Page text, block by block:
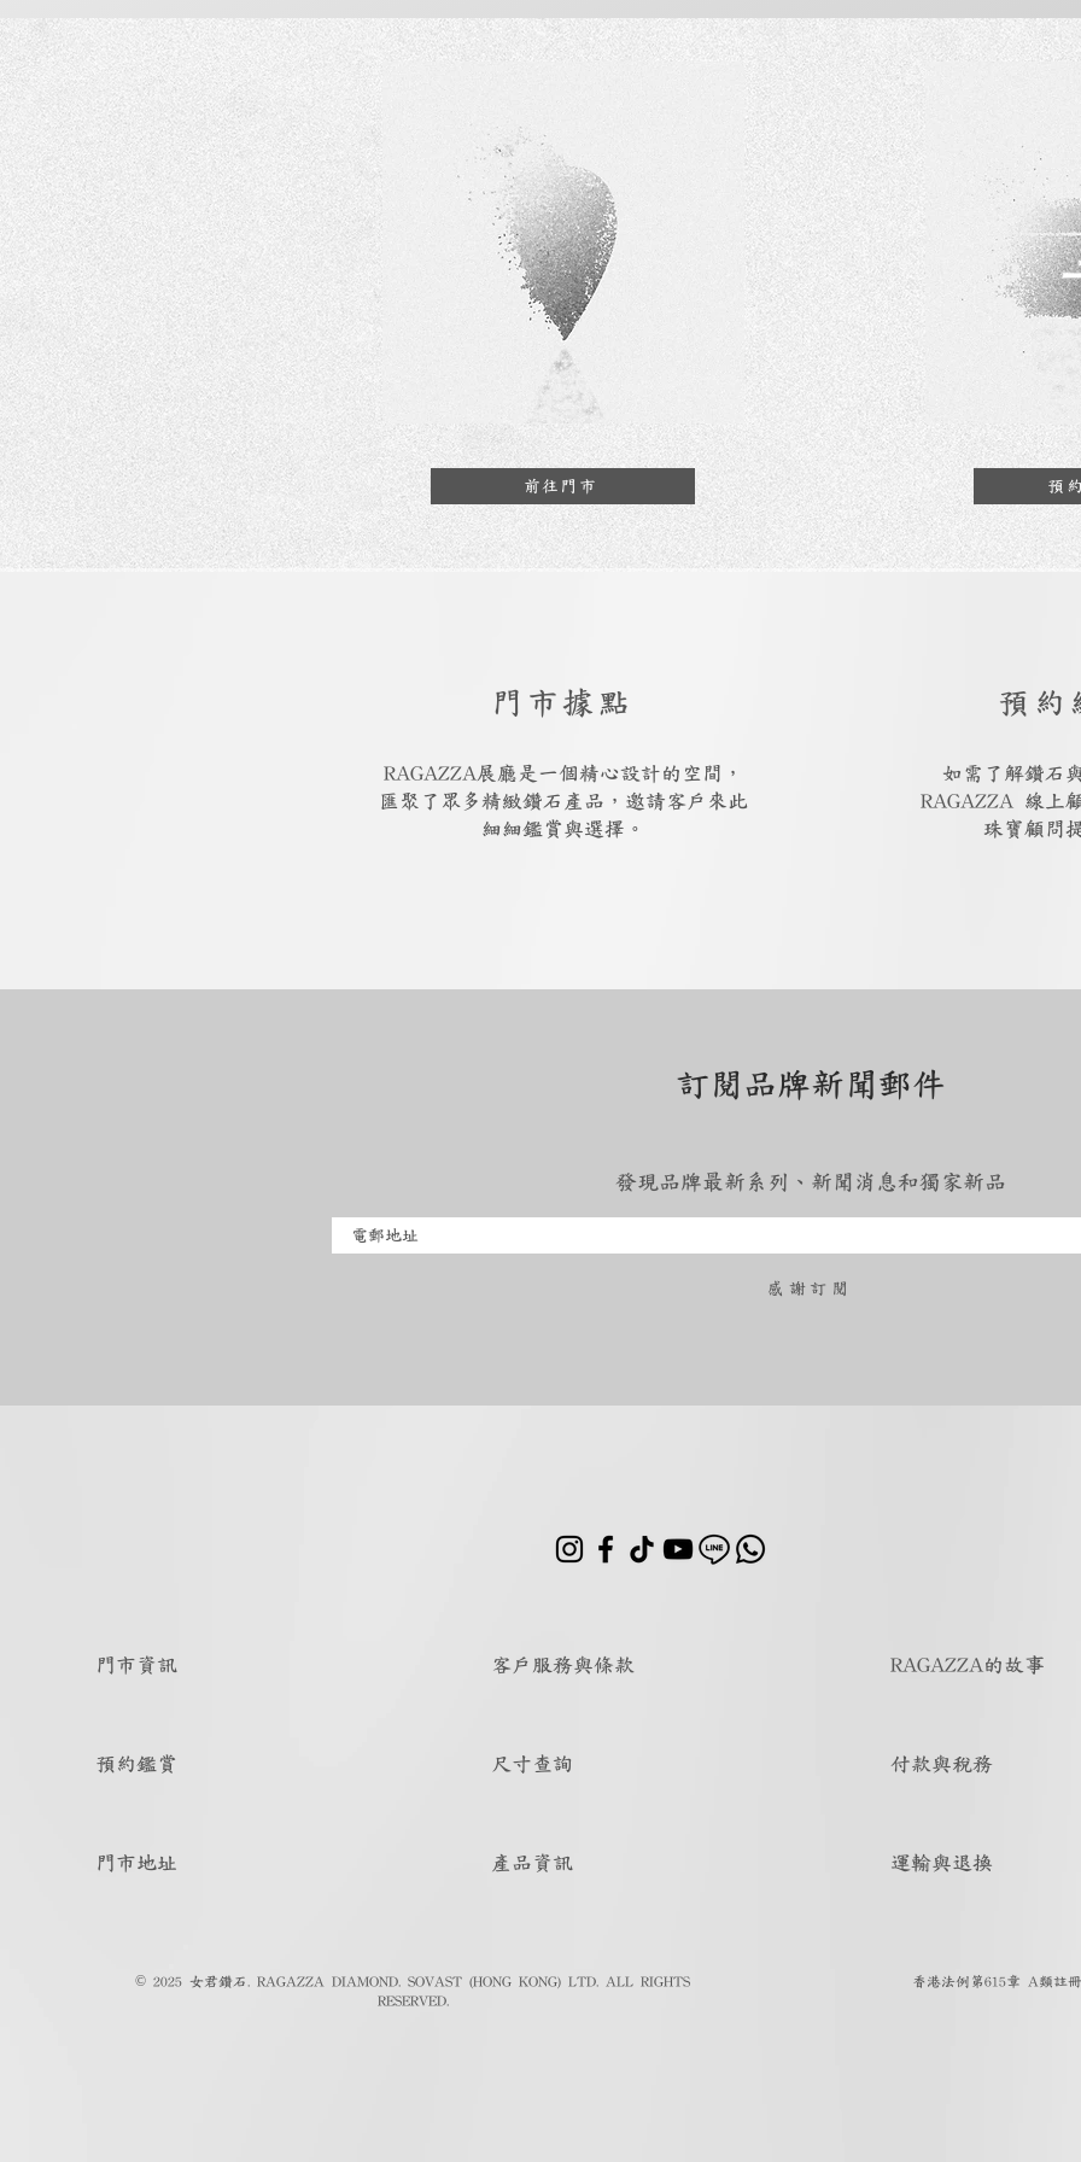
前往門市 預
門市據點
RAGAZZA展廳是一個精心設計的空間，
匯聚了眾多精緻鑽石產品，邀請客戶來此
細細鑑賞與選擇。
預約
如需了解鑽石
RAGAZZA 線上
珠寶顧問
訂閱品牌新聞郵件
發現品牌最新系列、新聞消息和獨家新品
​感謝訂閱
門市資訊
預約鑑賞
門市地址
客戶服務與條款
尺寸查詢
產品資訊
RAGAZZA的故事
付款與稅務
運輸與退換
© 2025 女君鑽石. RAGAZZA DIAMOND. SOVAST (HONG KONG) LTD. ALL RIGHTS
RESERVED.
香港法例第615章 A類註